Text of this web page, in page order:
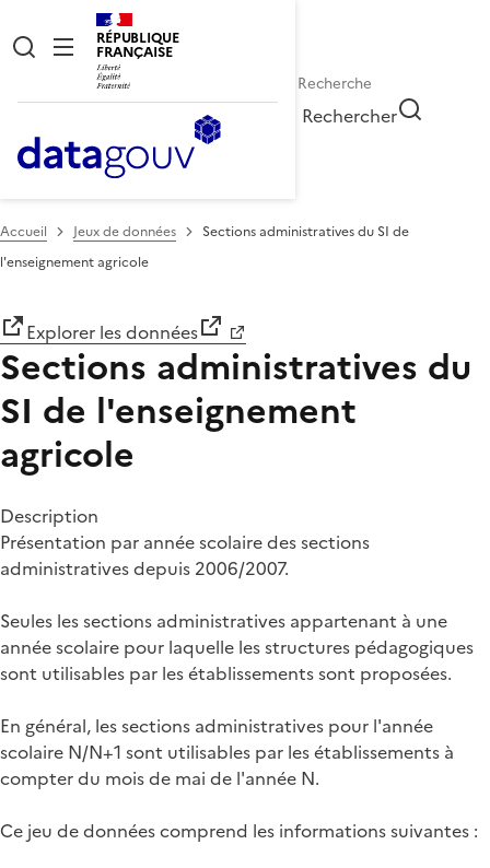
RÉPUBLIQUE
FRANÇAISE
Rechercher
Accueil Jeux de données
Sections administratives du SI de
l'enseignement agricole
Explorer les données
Sections administratives du
SI de l'enseignement
agricole
Description
Présentation par année scolaire des sections
administratives depuis 2006/2007.
Seules les sections administratives appartenant à une
année scolaire pour laquelle les structures pédagogiques
sont utilisables par les établissements sont proposées.
En général, les sections administratives pour l'année
scolaire N/N+1 sont utilisables par les établissements à
compter du mois de mai de l'année N.
Ce jeu de données comprend les informations suivantes :